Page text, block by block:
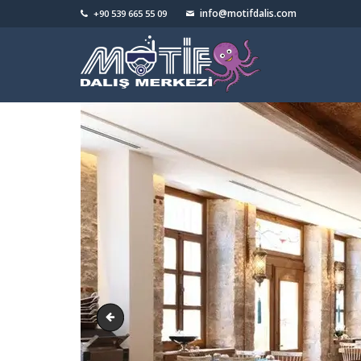
+90 539 665 55 09 info@motifdalis.com
orchisotel59ba20de